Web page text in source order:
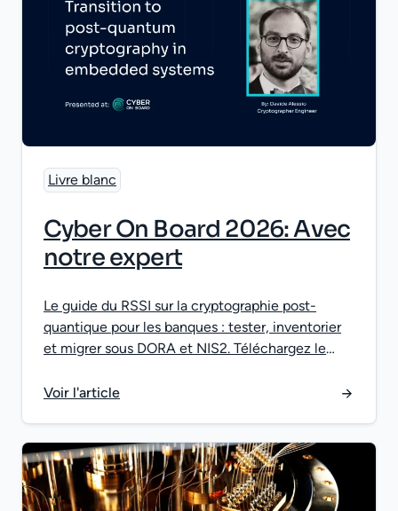
Livre blanc
Cyber On Board 2026: Avec
notre expert
Le guide du RSSI sur la cryptographie post-
quantique pour les banques : tester, inventorier
et migrer sous DORA et NIS2. Téléchargez le
Voir l'article